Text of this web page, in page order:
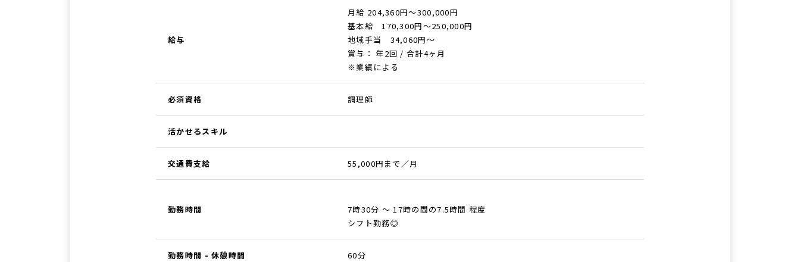
給与
月給 204,360円～300,000円
基本給 170,300円～250,000円
地域手当 34,060円～
賞与： 年2回 / 合計4ヶ月
※業績による
必須資格 調理師
活かせるスキル
交通費支給 55,000円まで／月
勤務時間
7時30分 ～ 17時の間の7.5時間 程度
シフト勤務◎
勤務時間 - 休憩時間 60分